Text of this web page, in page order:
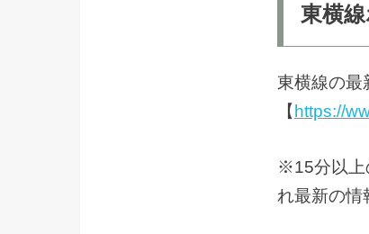
東横
東横線の最
【 https://
※15分以上
れ最新の情